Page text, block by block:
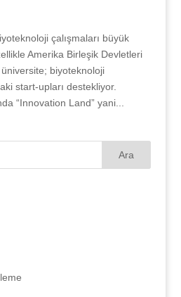
çalışmaları büyük
Amerika Birleşik Devletleri
biyoteknoloji
start-upları destekliyor.
“Innovation Land” yani...